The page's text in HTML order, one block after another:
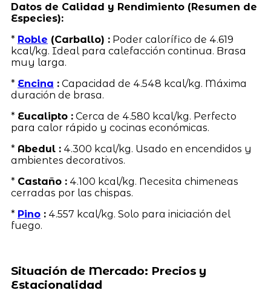
Datos de Calidad y Rendimiento (Resumen de
Especies):
* Roble (Carballo) :Poder calorífico de 4.619
kcal/kg. Ideal para calefacción continua. Brasa
muy larga.
* Encina :Capacidad de 4.548 kcal/kg. Máxima
duración de brasa.
* Eucalipto :Cerca de 4.580 kcal/kg. Perfecto
para calor rápido y cocinas económicas.
* Abedul :4.300 kcal/kg. Usado en encendidos y
ambientes decorativos.
* Castaño :4.100 kcal/kg. Necesita chimeneas
cerradas por las chispas.
* Pino:4.557 kcal/kg. Solo para iniciación del
fuego.
Situación de Mercado: Precios y
Estacionalidad